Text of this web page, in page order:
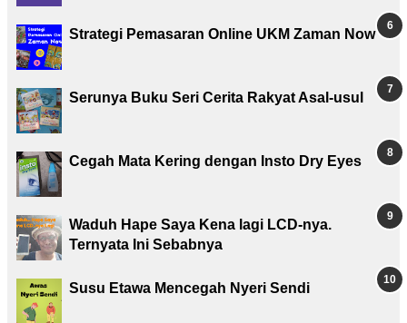
Strategi Pemasaran Online UKM Zaman Now
Serunya Buku Seri Cerita Rakyat Asal-usul
Cegah Mata Kering dengan Insto Dry Eyes
Waduh Hape Saya Kena lagi LCD-nya.
Ternyata Ini Sebabnya
Susu Etawa Mencegah Nyeri Sendi